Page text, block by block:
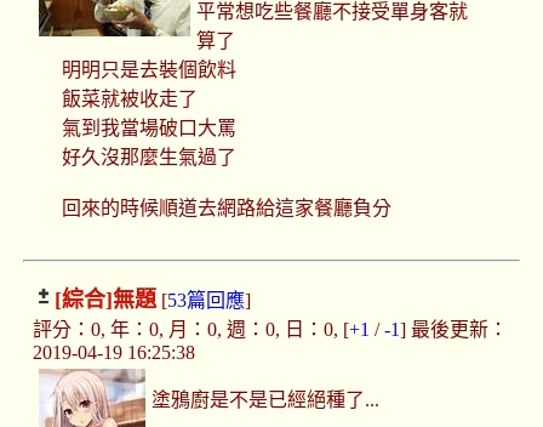
平常想吃些餐廳不接受單身客就
算了
明明只是去裝個飲料
飯菜就被收走了
氣到我當場破口大罵
好久沒那麼生氣過了
回來的時候順道去網路給這家餐廳負分
[綜合]無題[53篇回應]
評分：0, 年：0, 月：0, 週：0, 日：0, [+1 /-1] 最後更新：
2019-04-19 16:25:38
塗鴉廚是不是已經絕種了...